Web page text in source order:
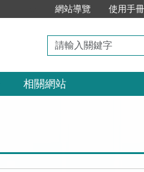
網站導覽 使用手冊
請
輸
入
關
鍵
相關網站